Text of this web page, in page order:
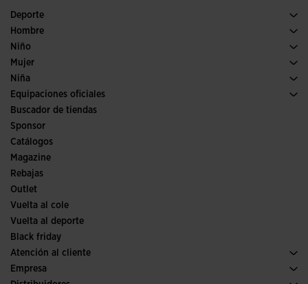
Deporte
Running
Pádel
Fútbol
Trail running
Tenis
Hombre
Calzado Hombre
Deporte
Niño
Ver todo ropa niño
Mujer
Ropa Mujer
Deporte
Niña
Ver todo ropa niña
Equipaciones oficiales
Fútbol
Fútbol sala
Comités y Federaciones
Ediciones especiales
Buscador de tiendas
Sponsor
Catálogos
Magazine
Rebajas
Outlet
Vuelta al cole
Vuelta al deporte
Black friday
Atención al cliente
Condiciones de compra
Transporte y entrega
Empresa